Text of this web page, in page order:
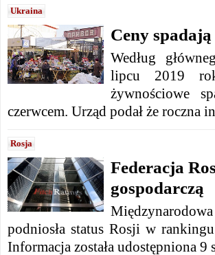
Ukraina
Ceny spadają
Według
lipcu 2019
żywnościowe
czerwcem. Urząd podał że roczna
Rosja
Federacja
gospodarczą
podniosła status Rosji w
Informacja została udostępniona 9